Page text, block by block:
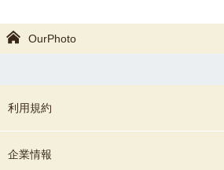
OurPhoto
利用規約
企業情報